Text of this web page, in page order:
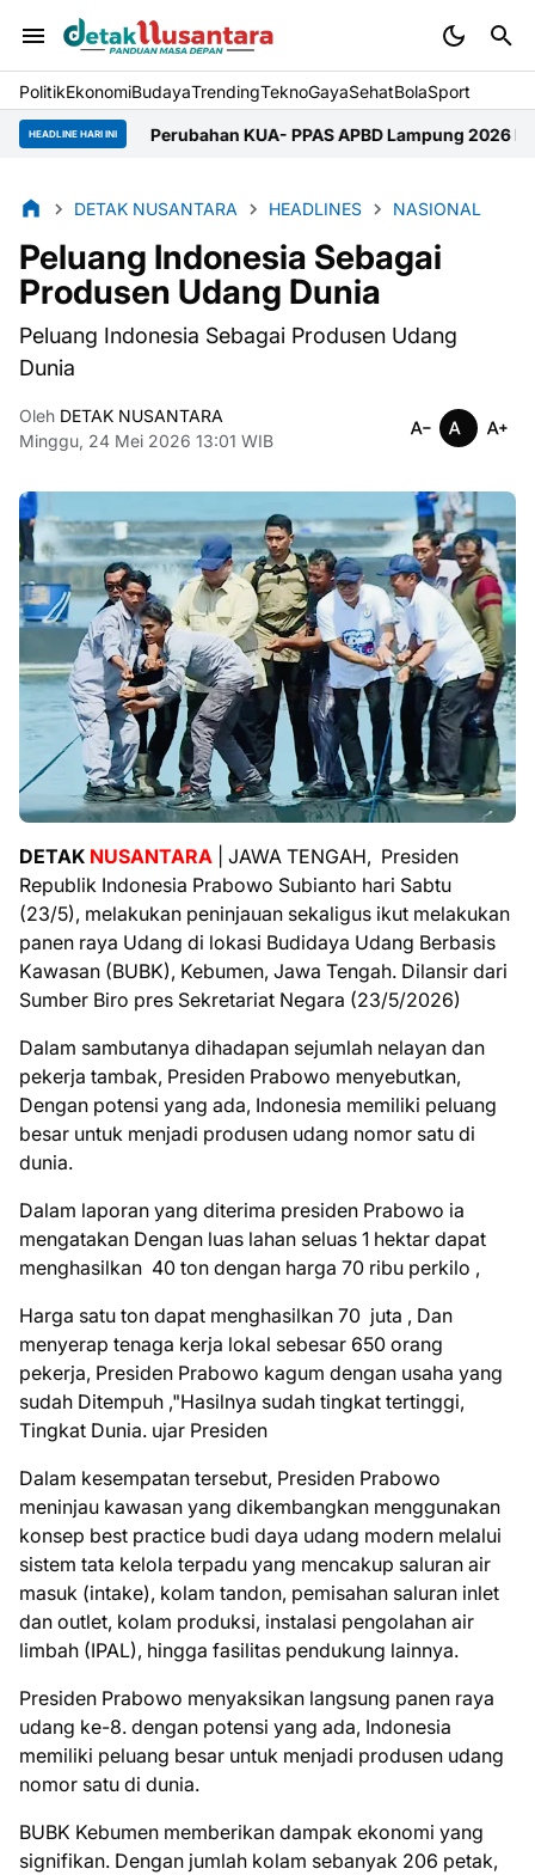
PolitikEkonomiBudayaTrendingTeknoGayaSehatBolaSport
HEADLINE HARI INI
Perubahan KUA- PPAS APBD Lampung 2026 Disepakati
DETAK NUSANTARA HEADLINES NASIONAL
Peluang Indonesia Sebagai
Produsen Udang Dunia
Peluang Indonesia Sebagai Produsen Udang
Dunia
Oleh DETAK NUSANTARA
Minggu, 24 Mei 2026 13:01 WIB
DETAK NUSANTARA | JAWA TENGAH, Presiden
Republik Indonesia Prabowo Subianto hari Sabtu
(23/5), melakukan peninjauan sekaligus ikut melakukan
panen raya Udang di lokasi Budidaya Udang Berbasis
Kawasan (BUBK), Kebumen, Jawa Tengah. Dilansir dari
Sumber Biro pres Sekretariat Negara (23/5/2026)
Dalam sambutanya dihadapan sejumlah nelayan dan
pekerja tambak, Presiden Prabowo menyebutkan,
Dengan potensi yang ada, Indonesia memiliki peluang
besar untuk menjadi produsen udang nomor satu di
dunia.
Dalam laporan yang diterima presiden Prabowo ia
mengatakan Dengan luas lahan seluas 1 hektar dapat
menghasilkan 40 ton dengan harga 70 ribu perkilo ,
Harga satu ton dapat menghasilkan 70 juta , Dan
menyerap tenaga kerja lokal sebesar 650 orang
pekerja, Presiden Prabowo kagum dengan usaha yang
sudah Ditempuh ,"Hasilnya sudah tingkat tertinggi,
Tingkat Dunia. ujar Presiden
Dalam kesempatan tersebut, Presiden Prabowo
meninjau kawasan yang dikembangkan menggunakan
konsep best practice budi daya udang modern melalui
sistem tata kelola terpadu yang mencakup saluran air
masuk (intake), kolam tandon, pemisahan saluran inlet
dan outlet, kolam produksi, instalasi pengolahan air
limbah (IPAL), hingga fasilitas pendukung lainnya.
Presiden Prabowo menyaksikan langsung panen raya
udang ke-8. dengan potensi yang ada, Indonesia
memiliki peluang besar untuk menjadi produsen udang
nomor satu di dunia.
BUBK Kebumen memberikan dampak ekonomi yang
signifikan. Dengan jumlah kolam sebanyak 206 petak,